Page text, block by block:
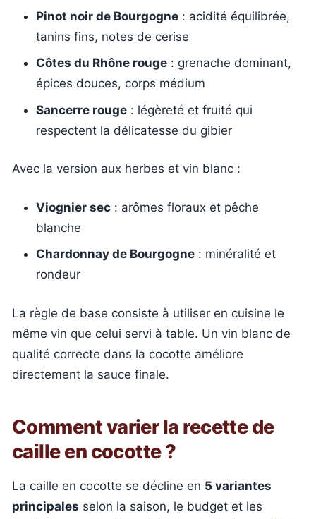
Pinot noir de Bourgogne : acidité équilibrée,
tanins fins, notes de cerise
Côtes du Rhône rouge : grenache dominant,
épices douces, corps médium
Sancerre rouge : légèreté et fruité qui
respectent la délicatesse du gibier
Avec la version aux herbes et vin blanc :
Viognier sec : arômes floraux et pêche
blanche
Chardonnay de Bourgogne : minéralité et
rondeur
La règle de base consiste à utiliser en cuisine le
même vin que celui servi à table. Un vin blanc de
qualité correcte dans la cocotte améliore
directement la sauce finale.
Comment varier la recette de
caille en cocotte ?
La caille en cocotte se décline en 5 variantes
principales selon la saison, le budget et les